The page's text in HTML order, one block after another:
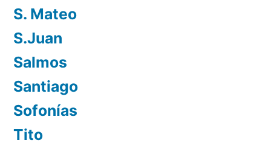
S. Mateo
S.Juan
Salmos
Santiago
Sofonías
Tito